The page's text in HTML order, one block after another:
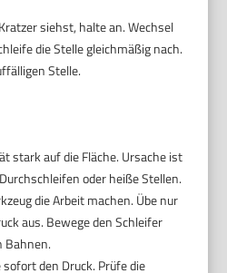
siehst, halte an. Wechsel
die Stelle gleichmäßig nach.
Stelle.
stark auf die Fläche. Ursache ist
oder heiße Stellen.
die Arbeit machen. Übe nur
aus. Bewege den Schleifer
Bahnen.
den Druck. Prüfe die